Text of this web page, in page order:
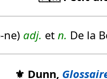
ne) adj. et n. De la
⚜️ Dunn,